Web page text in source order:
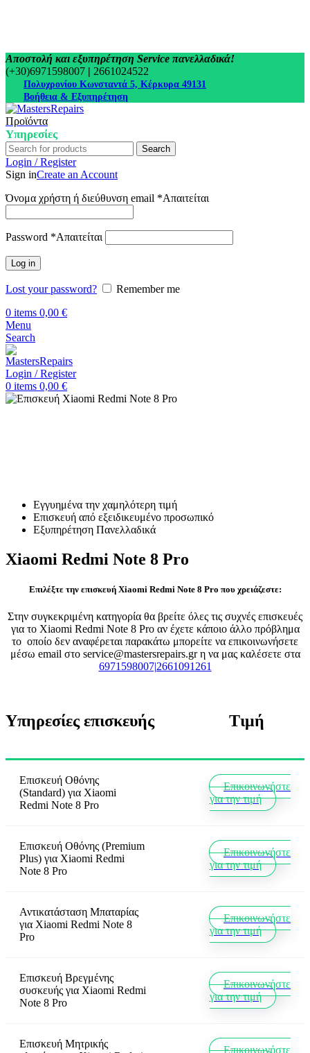
Αποστολή και εξυπηρέτηση Service πανελλαδικά!
(+30)6971598007 | 2661024522
Πολυχρονίου Κωνσταντά 5, Κέρκυρα 49131
Βοήθεια & Εξυπηρέτηση
Προϊόντα
Υπηρεσίες
Search
Login / Register
Sign inCreate an Account
Όνομα χρήστη ή διεύθυνση email *Απαιτείται
Password *Απαιτείται
Log in
Lost your password?
Remember me
0 items 0,00 €
Menu
Search
Login / Register
0 items 0,00 €
Εγγυημένα την χαμηλότερη τιμή
Επισκευή από εξειδικευμένο προσωπικό
Εξυπηρέτηση Πανελλαδικά
Xiaomi Redmi Note 8 Pro
Επιλέξτε την επισκευή Xiaomi Redmi Note 8 Pro που χρειάζεστε:
Στην συγκεκριμένη κατηγορία θα βρείτε όλες τις συχνές επισκευές
για το Xiaomi Redmi Note 8 Pro αν έχετε κάποιο άλλο πρόβλημα
το οποίο δεν αναφέρεται παρακάτω μπορείτε να επικοινωνήσετε
μέσω email στο service@mastersrepairs.gr η να μας καλέσετε στα
6971598007|2661091261
Υπηρεσίες επισκευής Τιμή
Επισκευή Οθόνης
(Standard) για Xiaomi
Redmi Note 8 Pro
Επικοινωνήστε
για την τιμή
Επισκευή Οθόνης (Premium
Plus) για Xiaomi Redmi
Note 8 Pro
Επικοινωνήστε
για την τιμή
Αντικατάσταση Μπαταρίας
για Xiaomi Redmi Note 8
Pro
Επικοινωνήστε
για την τιμή
Επισκευή Βρεγμένης
συσκευής για Xiaomi Redmi
Note 8 Pro
Επικοινωνήστε
για την τιμή
Επισκευή Μητρικής
Επικοινωνήστε